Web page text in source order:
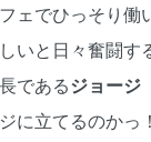
ェでひっそり働
いと⽇々奮闘す
であるジョージ
に⽴てるのかっ